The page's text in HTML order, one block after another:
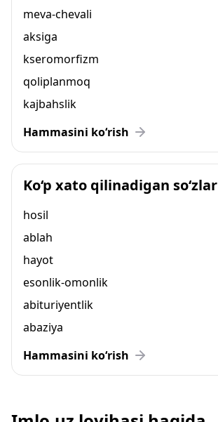
meva-chevali
aksiga
kseromorfizm
qoliplanmoq
kajbahslik
Hammasini ko‘rish
Ko‘p xato qilinadigan so‘zlar
hosil
ablah
hayot
esonlik-omonlik
abituriyentlik
abaziya
Hammasini ko‘rish